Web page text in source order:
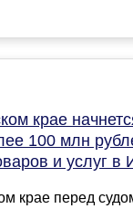
крае
100 млн
и услуг в
крае перед